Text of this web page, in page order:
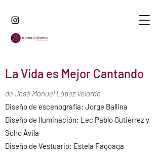
La Vida es Mejor Cantando
de José Manuel López Velarde
Diseño de escenografía: Jorge Ballina
Diseño de Iluminación: Lec Pablo Gutiérrez y
Soho Ávila
Diseño de Vestuario: Estela Fagoaga